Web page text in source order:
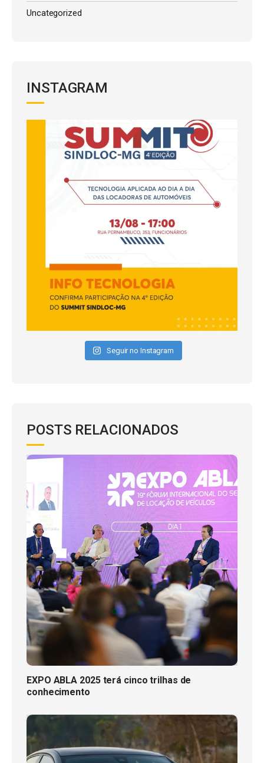
Uncategorized
INSTAGRAM
Seguir no Instagram
POSTS RELACIONADOS
EXPO ABLA 2025 terá cinco trilhas de
conhecimento